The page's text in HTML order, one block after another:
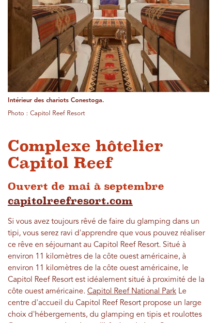
Intérieur des chariots Conestoga.
Photo : Capitol Reef Resort
Complexe hôtelier
Capitol Reef
Ouvert de mai à septembre
capitolreefresort.com
Si vous avez toujours rêvé de faire du glamping dans un
tipi, vous serez ravi d'apprendre que vous pouvez réaliser
ce rêve en séjournant au Capitol Reef Resort. Situé à
environ 11 kilomètres de la côte ouest américaine, à
environ 11 kilomètres de la côte ouest américaine, le
Capitol Reef Resort est idéalement situé à proximité de la
côte ouest américaine. Capitol Reef National Park Le
centre d'accueil du Capitol Reef Resort propose un large
choix d'hébergements, du glamping en tipis et roulottes